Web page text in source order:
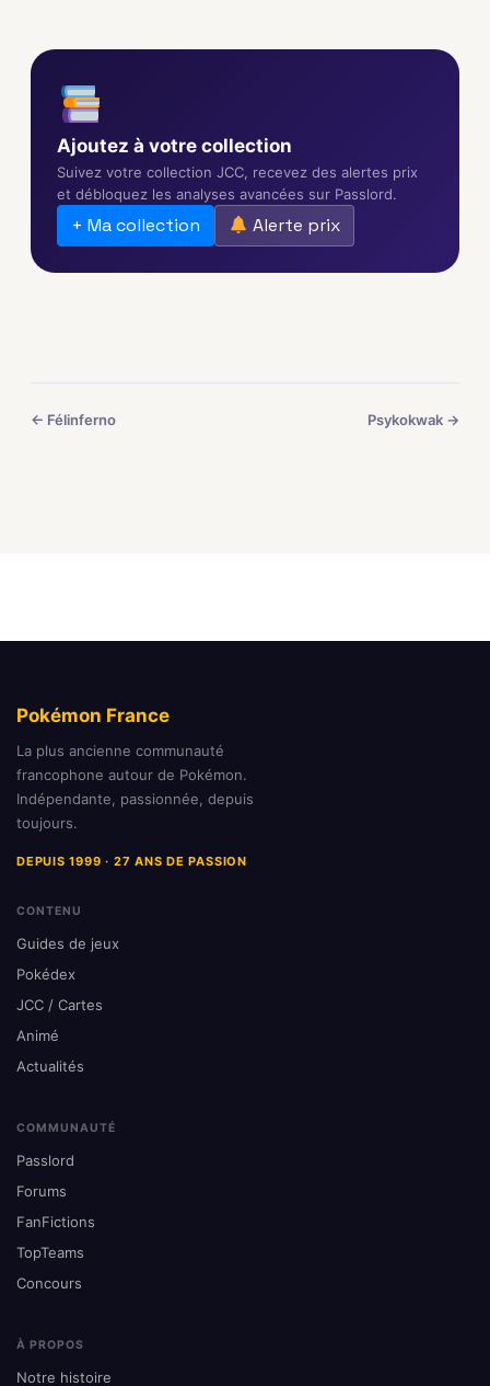
Ajoutez à votre collection
Suivez votre collection JCC, recevez des alertes prix
et débloquez les analyses avancées sur Passlord.
+ Ma collection Alerte prix
← Félinferno Psykokwak →
Pokémon France
La plus ancienne communauté
francophone autour de Pokémon.
Indépendante, passionnée, depuis
toujours.
DEPUIS 1999 · 27 ANS DE PASSION
CONTENU
Guides de jeux
Pokédex
JCC / Cartes
Animé
Actualités
COMMUNAUTÉ
Passlord
Forums
FanFictions
TopTeams
Concours
À PROPOS
Notre histoire